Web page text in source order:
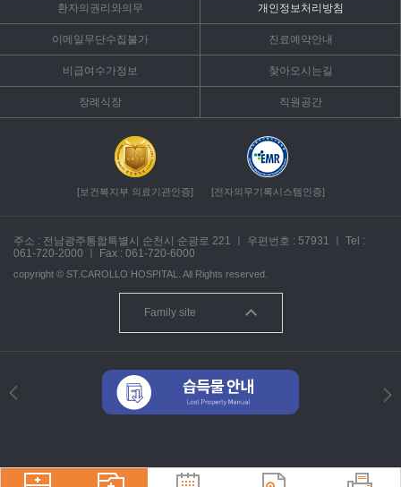
환자의권리와의무 개인정보처리방침
이메일무단수집불가 진료예약안내
비급여수가정보 찾아오시는길
장례식장 직원공간
[보건복지부 의료기관인증] [전자의무기록시스템인증]
Family site
주소 : 전남광주통합특별시 순천시 순광로 221 ㅣ 우편번호 : 57931 ㅣ
Tel :
061-720-2000
ㅣ Fax : 061-720-6000
copyright © ST.CAROLLO HOSPITAL. All Rights reserved.